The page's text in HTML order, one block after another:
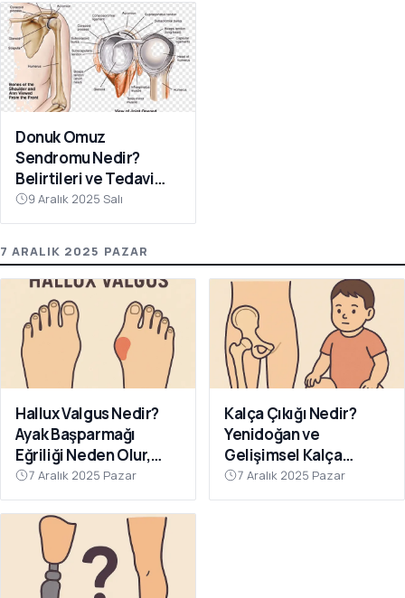
Donuk Omuz
Sendromu Nedir?
Belirtileri ve Tedavi
Yöntemleri
9 Aralık 2025 Salı
7 ARALIK 2025 PAZAR
Hallux Valgus Nedir?
Ayak Başparmağı
Eğriliği Neden Olur,
Nasıl Önlenir?
7 Aralık 2025 Pazar
Kalça Çıkığı Nedir?
Yenidoğan ve
Gelişimsel Kalça
Çıkığında Erken Tanının
Önemi
7 Aralık 2025 Pazar